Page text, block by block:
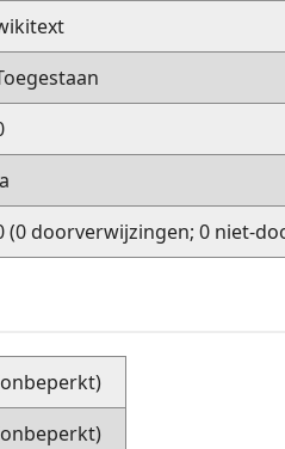
(0 doorverwijzingen; 0 niet-